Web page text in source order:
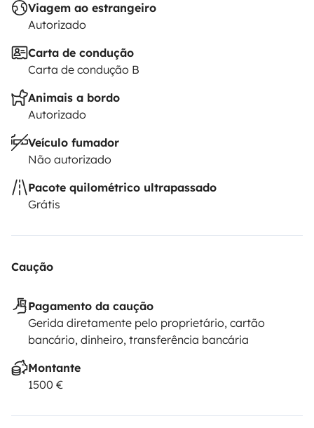
Viagem ao estrangeiro
Autorizado
Carta de condução
Carta de condução B
Animais a bordo
Autorizado
Veículo fumador
Não autorizado
Pacote quilométrico ultrapassado
Grátis
Caução
Pagamento da caução
Gerida diretamente pelo proprietário, cartão
bancário, dinheiro, transferência bancária
Montante
1500 €